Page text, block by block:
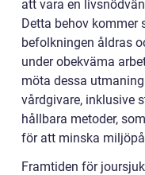
att vara en
Detta behov
befolkningen åldras
under obekväma
möta dessa
vårdgivare, inklusive
hållbara metoder,
för att minska
Framtiden för